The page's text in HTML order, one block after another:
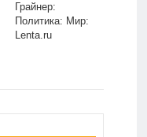
Грайнер:
Политика: Мир:
Lenta.ru